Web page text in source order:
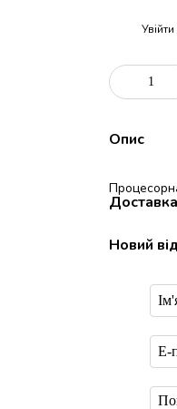
Увійти
Опис
Доставка
Новий